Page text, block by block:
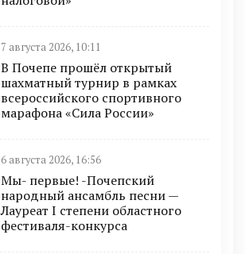
7 августа 2026, 10:11
В Почепе прошёл открытый
шахматный турнир в рамках
всероссийского спортивного
марафона «Сила России»
6 августа 2026, 16:56
Мы- первые! -Почепский
народный ансамбль песни —
Лауреат I степени областного
фестиваля-конкурса